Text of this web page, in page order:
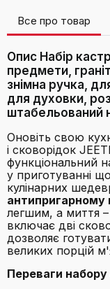
Все про товар
Опис Набір
предмети,
знімна ручка,
для духовки,
штабельований
Оновіть свою
і сковорідок
функціональний
у приготуванні
кулінарних
антипригарному
легшим, а миття
включає дві
дозволяє
великих порцій
Переваги набору